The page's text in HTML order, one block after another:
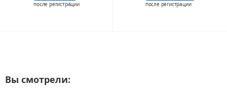
после регистрации после регистрации
Вы смотрели: